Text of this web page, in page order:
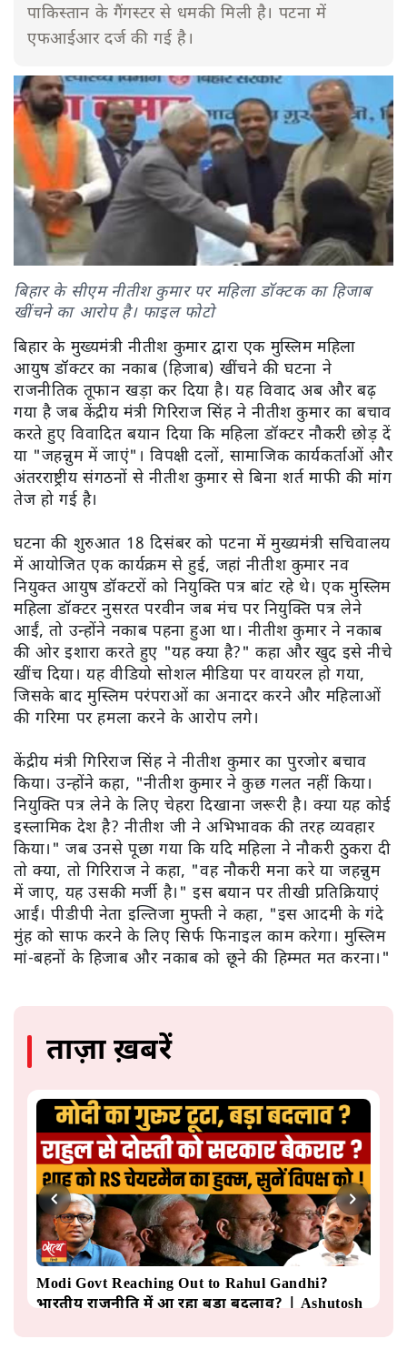
पाकिस्तान के गैंगस्टर से धमकी मिली है। पटना में
एफआईआर दर्ज की गई है।
बिहार के सीएम नीतीश कुमार पर महिला डॉक्टक का हिजाब
खींचने का आरोप है। फाइल फोटो
बिहार के मुख्यमंत्री नीतीश कुमार द्वारा एक मुस्लिम महिला
आयुष डॉक्टर का नकाब (हिजाब) खींचने की घटना ने
राजनीतिक तूफान खड़ा कर दिया है। यह विवाद अब और बढ़
गया है जब केंद्रीय मंत्री गिरिराज सिंह ने नीतीश कुमार का बचाव
करते हुए विवादित बयान दिया कि महिला डॉक्टर नौकरी छोड़ दें
या "जहन्नुम में जाएं"। विपक्षी दलों, सामाजिक कार्यकर्ताओं और
अंतरराष्ट्रीय संगठनों से नीतीश कुमार से बिना शर्त माफी की मांग
तेज हो गई है।
घटना की शुरुआत 18 दिसंबर को पटना में मुख्यमंत्री सचिवालय
में आयोजित एक कार्यक्रम से हुई, जहां नीतीश कुमार नव
नियुक्त आयुष डॉक्टरों को नियुक्ति पत्र बांट रहे थे। एक मुस्लिम
महिला डॉक्टर नुसरत परवीन जब मंच पर नियुक्ति पत्र लेने
आईं, तो उन्होंने नकाब पहना हुआ था। नीतीश कुमार ने नकाब
की ओर इशारा करते हुए "यह क्या है?" कहा और खुद इसे नीचे
खींच दिया। यह वीडियो सोशल मीडिया पर वायरल हो गया,
जिसके बाद मुस्लिम परंपराओं का अनादर करने और महिलाओं
की गरिमा पर हमला करने के आरोप लगे।
केंद्रीय मंत्री गिरिराज सिंह ने नीतीश कुमार का पुरजोर बचाव
किया। उन्होंने कहा, "नीतीश कुमार ने कुछ गलत नहीं किया।
नियुक्ति पत्र लेने के लिए चेहरा दिखाना जरूरी है। क्या यह कोई
इस्लामिक देश है? नीतीश जी ने अभिभावक की तरह व्यवहार
किया।" जब उनसे पूछा गया कि यदि महिला ने नौकरी ठुकरा दी
तो क्या, तो गिरिराज ने कहा, "वह नौकरी मना करे या जहन्नुम
में जाए, यह उसकी मर्जी है।" इस बयान पर तीखी प्रतिक्रियाएं
आईं। पीडीपी नेता इल्तिजा मुफ्ती ने कहा, "इस आदमी के गंदे
मुंह को साफ करने के लिए सिर्फ फिनाइल काम करेगा। मुस्लिम
मां-बहनों के हिजाब और नकाब को छूने की हिम्मत मत करना।"
ताज़ा ख़बरें
Modi Govt Reaching Out to Rahul Gandhi?
भारतीय राजनीति में आ रहा बड़ा बदलाव? | Ashutosh